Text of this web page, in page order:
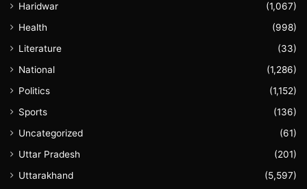
Haridwar
(1,067)
Health
(998)
Literature
(33)
National
(1,286)
Politics
(1,152)
Sports
(136)
Uncategorized
(61)
Uttar Pradesh
(201)
Uttarakhand
(5,597)